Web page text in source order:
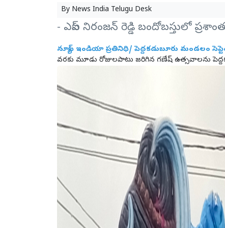
By News India Telugu Desk
- ఎస్ఐ నిరంజన్ రెడ్డి బందోబస్తులో
న్యూస్ ఇండియా ప్రతినిధి/ పెద్దకడుబూరు మండలం
వరకు మూడు రోజులపాటు జరిగిన గణేష్ ఉత్సవాలను